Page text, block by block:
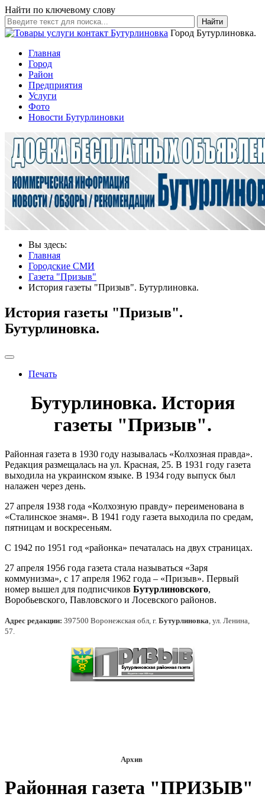
Найти по ключевому слову
Найти
Город Бутурлиновка.
Главная
Город
Район
Предприятия
Услуги
Фото
Новости Бутурлиновки
Вы здесь:
Главная
Городские СМИ
Газета "Призыв"
История газеты "Призыв". Бутурлиновка.
История газеты "Призыв".
Бутурлиновка.
Печать
Бутурлиновка. История
газеты "Призыв".
Районная газета в 1930 году называлась «Колхозная правда».
Редакция размещалась на ул. Красная, 25. В 1931 году газета
выходила на украинском языке. В 1934 году выпуск был
налажен через день.
27 апреля 1938 года «Колхозную правду» переименована в
«Сталинское знамя». В 1941 году газета выходила по средам,
пятницам и воскресеньям.
С 1942 по 1951 год «районка» печаталась на двух страницах.
27 апреля 1956 года газета стала называться «Заря
коммунизма», с 17 апреля 1962 года – «Призыв». Первый
номер вышел для подписчиков Бутурлиновского,
Воробьевского, Павловского и Лосевского районов.
Адрес редакции: 397500 Воронежская обл, г. Бутурлиновка , ул. Ленина,
57.
Архив
Районная газета "ПРИЗЫВ"